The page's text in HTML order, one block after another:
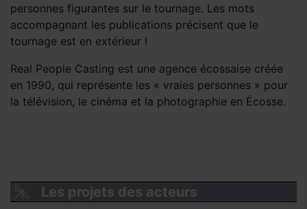
personnes figurantes sur le tournage. Les mots
accompagnant les publications précisent que le
tournage est en extérieur !
Real People Casting est une agence écossaise créée
en 1990, qui représente les « vraies personnes » pour
la télévision, le cinéma et la photographie en Écosse.
Les projets des acteurs